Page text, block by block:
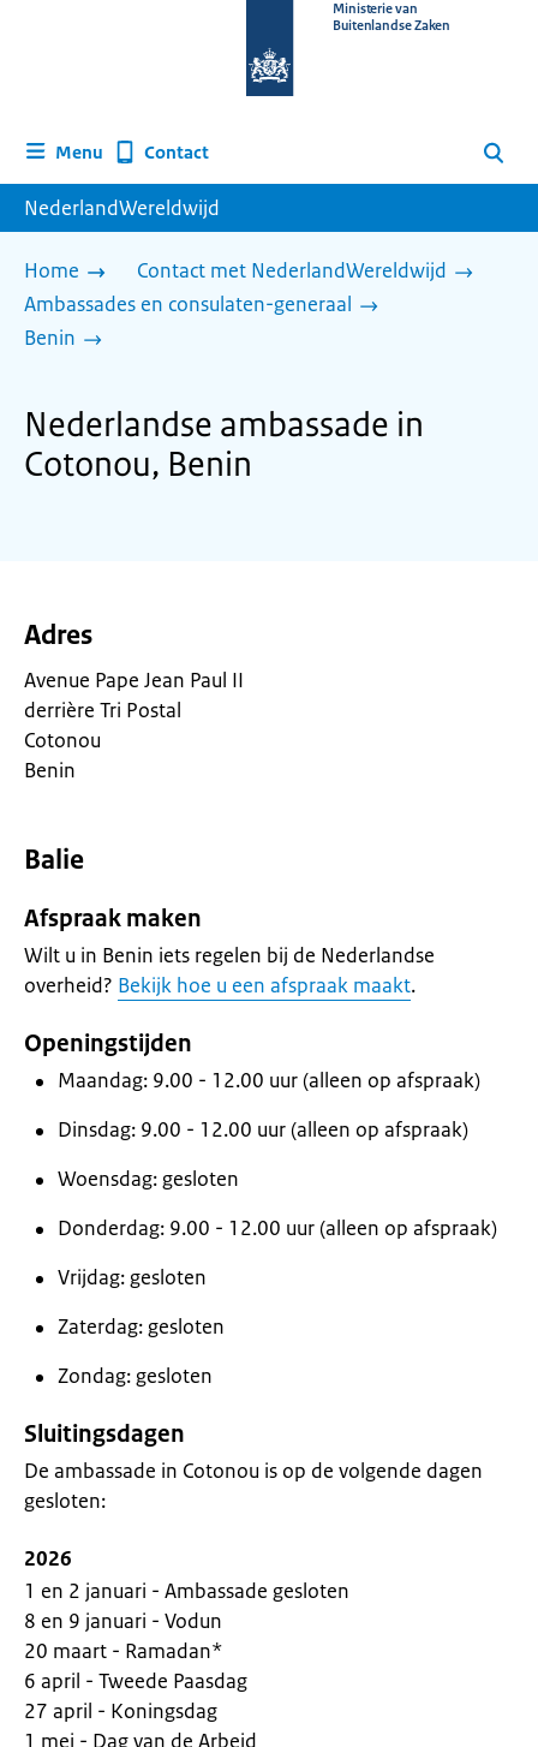
homepage
Ministerie van
Buitenlandse Zaken
Menu Contact Zoeken
NederlandWereldwijd
Home
Contact met NederlandWereldwijd
Ambassades en consulaten-generaal
Benin
Nederlandse ambassade in
Cotonou, Benin
Adres
Avenue Pape Jean Paul II
derrière Tri Postal
Cotonou
Benin
Balie
Afspraak maken
Wilt u in Benin iets regelen bij de Nederlandse
overheid? Bekijk hoe u een afspraak maakt.
Openingstijden
Maandag: 9.00 - 12.00 uur (alleen op afspraak)
Dinsdag: 9.00 - 12.00 uur (alleen op afspraak)
Woensdag: gesloten
Donderdag: 9.00 - 12.00 uur (alleen op afspraak)
Vrijdag: gesloten
Zaterdag: gesloten
Zondag: gesloten
Sluitingsdagen
De ambassade in Cotonou is op de volgende dagen
gesloten:
2026
1 en 2 januari - Ambassade gesloten
8 en 9 januari - Vodun
20 maart - Ramadan*
6 april - Tweede Paasdag
27 april - Koningsdag
1 mei - Dag van de Arbeid